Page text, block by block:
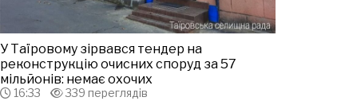
У Таїровому зірвався тендер на
реконструкцію очисних споруд за 57
мільйонів: немає охочих
16:33 339 переглядів